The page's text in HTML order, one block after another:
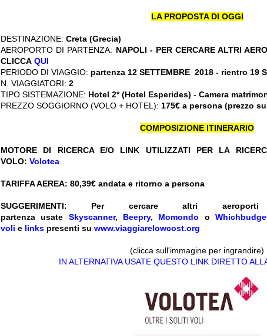
LA PROPOSTA DI OGGI
DESTINAZIONE: Creta (Grecia)
AEROPORTO DI PARTENZA: NAPOLI - PER CERCARE ALTRI
CLICCA QUI
PERIODO DI VIAGGIO: partenza 12 SETTEMBRE 2018 - rientro 19
N. VIAGGIATORI: 2
TIPO SISTEMAZIONE: Hotel 2* (Hotel Esperides) - Camera
PREZZO SOGGIORNO (VOLO + HOTEL): 175€ a persona (prezzo
COMPOSIZIONE ITINERARIO
MOTORE DI RICERCA E/O LINK UTILIZZATI PER LA
VOLO: Volotea
TARIFFA AEREA: 80,39€ andata e ritorno a persona
SUGGERIMENTI: Per cercare altri
partenza usate Skyscanner, Beepry, Momondo o
voli e links presenti su www.viaggiarelowcost.org
(clicca sull'immagine per ingrandire)
IN ALTERNATIVA USATE QUESTO LINK DIRETTO